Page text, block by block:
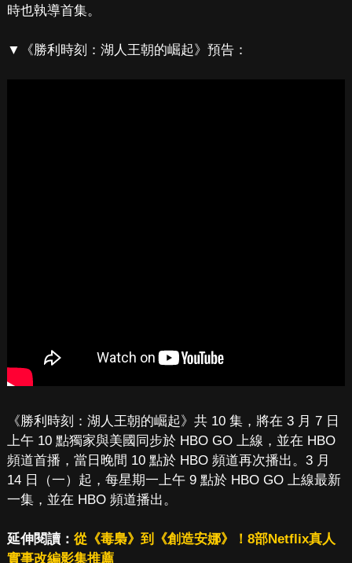
時也執導首集。
▼《勝利時刻：湖人王朝的崛起》預告：
《勝利時刻：湖人王朝的崛起》共 10 集，將在 3 月 7 日
上午 10 點獨家與美國同步於 HBO GO 上線，並在 HBO
頻道首播，當日晚間 10 點於 HBO 頻道再次播出。3 月
14 日（一）起，每星期一上午 9 點於 HBO GO 上線最新
一集，並在 HBO 頻道播出。
延伸閱讀： 從《毒梟》到《創造安娜》！8部Netflix真人
實事改編影集推薦